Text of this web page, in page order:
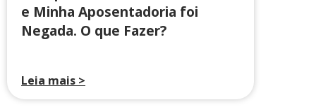
e Minha Aposentadoria foi
Negada. O que Fazer?
Leia mais >